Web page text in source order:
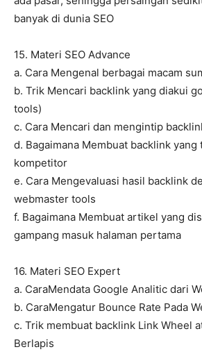
banyak di dunia SEO
15. Materi SEO Advance
a. Cara Mengenal berbagai macam
b. Trik Mencari backlink yang diakui
tools)
c. Cara Mencari dan mengintip
d. Bagaimana Membuat backlink
kompetitor
e. Cara Mengevaluasi hasil backlink
webmaster tools
f. Bagaimana Membuat artikel yang
gampang masuk halaman pertama
16. Materi SEO Expert
a. CaraMendata Google Analitic dari
b. CaraMengatur Bounce Rate Pada
c. Trik membuat backlink Link Wheel
Berlapis